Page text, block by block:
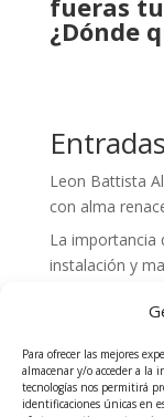
Para ofrecer las mejores
almacenar y/o acceder a la
tecnologías nos permitirá
identificaciones únicas en
¿Dónde
Leon Battista
con alma
La importancia
instalación y
durante todo el
Empresa de